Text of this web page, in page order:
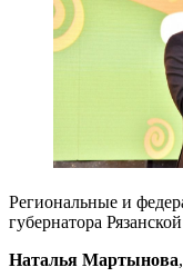
Региональные и
губернатора
Наталья Мартынова